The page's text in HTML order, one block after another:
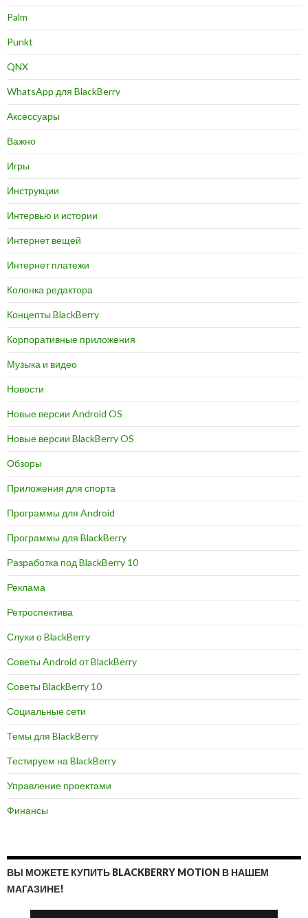
Palm
Punkt
QNX
WhatsApp для BlackBerry
Аксессуары
Важно
Игры
Инструкции
Интервью и истории
Интернет вещей
Интернет платежи
Колонка редактора
Концепты BlackBerry
Корпоративные приложения
Музыка и видео
Новости
Новые версии Android OS
Новые версии BlackBerry OS
Обзоры
Приложения для спорта
Программы для Android
Программы для BlackBerry
Разработка под BlackBerry 10
Реклама
Ретроспектива
Слухи о BlackBerry
Советы Android от BlackBerry
Советы BlackBerry 10
Социальные сети
Темы для BlackBerry
Тестируем на BlackBerry
Управление проектами
Финансы
ВЫ МОЖЕТЕ КУПИТЬ BLACKBERRY MOTION В НАШЕМ
МАГАЗИНЕ!